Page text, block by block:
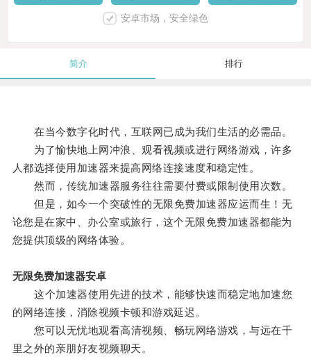
安卓市场，安全绿色
简介 排行
在当今数字化时代，互联网已成为我们生活的必需品。
为了愉快地上网冲浪、观看视频或进行网络游戏，许多
人都选择使用加速器来提高网络连接速度和稳定性。
然而，传统加速器服务往往需要付费或限制使用次数。
但是，如今一个突破性的无限免费加速器应运而生！无
论您是在家中、办公室或旅行，这个无限免费加速器都能为
您提供顶级的网络体验。
无限免费加速器安卓
这个加速器使用先进的技术，能够快速而稳定地加速您
的网络连接，消除视频卡顿和游戏延迟。
您可以无忧地观看高清视频、畅玩网络游戏，与远在千
里之外的亲朋好友视频聊天。